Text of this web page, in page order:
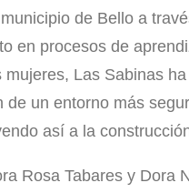
de Bello a
en procesos de
mujeres, Las Sabinas
de un entorno más
así a la
Rosa Tabares y Dora